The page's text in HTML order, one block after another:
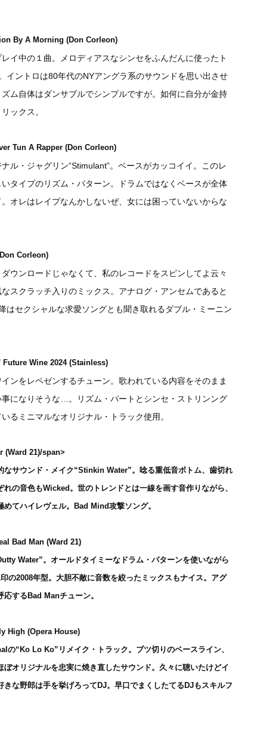
By A Morning (Don Corleon)
イ中の１曲。メロディアスなシンセをふんだんに使ったト
イントロは80年代のNYアングラ系のサウンドを思い出させ
ム自体はダンサブルでシンプルですが。如何に自分が金持
ックス。
Tun A Rapper (Don Corleon)
ル・ジャグリン“Stimulant”。ベースがカッコイイ。このレ
タイプのリズム・パターン。ドラムではなくベースが全体
オレはレイプなんかしないぜ、女には困っていないからな
Corleon)
ダウンロードじゃなくて、私のレコードをスピンしてよ云々
スクラッチ入りのミックス。アナログ・アンセムであると
はセクシャルな求愛ソングとも聞き取れるダブル・ミーニン
Wine 2024 (Stainless)
ンをレペゼンするチューン。歌われている内容をそのまま
になりそうな…。リズム・パートとシンセ・ストリンング
るミニマルなオリジナル・トラック使用。
(Ward 21)/span>
なサウンド・メイク“Stinkin Water”。唸る重低音ボトム、歯切れ
れの音色もWicked。世のトレンドとは一線を画す音作りながら、
めてハイレヴェル。Bad Mind攻撃ソング。
Bad Man (Ward 21)
Water”。オールドタイミーなドラム・パターンを使いながら
の2008年型。大胆不敵に音数を絞ったミックスもナイス。アグ
応するBad Manチューン。
High (Opera House)
の“Ko Lo Ko”リメイク・トラック。ブツ切りのベースライン、
ぼオリジナルを忠実に焼き直したサウンド。久々に聴いたけどイ
きな野郎は手を挙げろってDJ。早口でまくしたてるDJもスキルフ